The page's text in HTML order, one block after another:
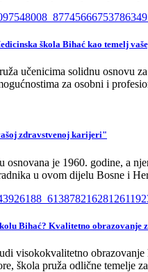
škola Bihać kao temelj
učenicima solidnu osnovu
za osobni i
zdravstvenoj karijeri"
osnovana je 1960. godine, a
u ovom dijelu Bosne i
Bihać? Kvalitetno obrazovanje
visokokvalitetno
škola pruža odlične temelje